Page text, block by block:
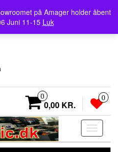
på Amager holder åbent
Juni 11-15 Luk
0
0,00 KR.
0
Toggle